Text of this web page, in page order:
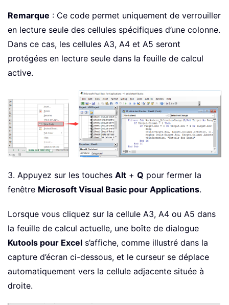
Remarque : Ce code permet uniquement de verrouiller
en lecture seule des cellules spécifiques d’une colonne.
Dans ce cas, les cellules A3, A4 et A5 seront
protégées en lecture seule dans la feuille de calcul
active.
3. Appuyez sur les touches Alt + Q pour fermer la
fenêtre Microsoft Visual Basic pour Applications.
Lorsque vous cliquez sur la cellule A3, A4 ou A5 dans
la feuille de calcul actuelle, une boîte de dialogue
Kutools pour Excel s’affiche, comme illustré dans la
capture d’écran ci-dessous, et le curseur se déplace
automatiquement vers la cellule adjacente située à
droite.